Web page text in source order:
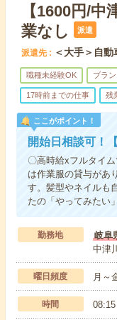
【1600円/
業なし
派遣
派遣先 ＜大手＞自
職種未経験OK ブラ
17時前までの仕事 残
ここがポイント！
開始日相談可！
〇高時給xフルタイ
は作業服の貸与があ
す。髪型やネイルも
たの「やってみたい
勤務地
岐阜
中津
曜日頻度 月～
時間